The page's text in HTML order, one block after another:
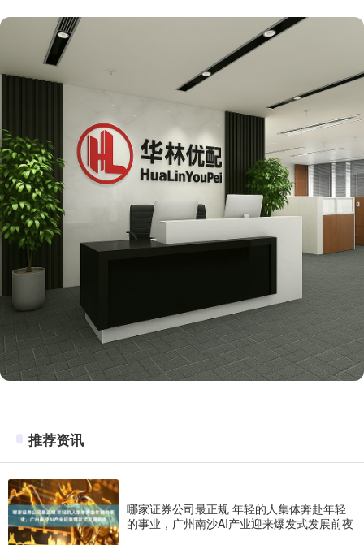
推荐资讯
哪家证券公司最正规 年轻的人集体奔赴年轻
的事业，广州南沙AI产业迎来爆发式发展前夜